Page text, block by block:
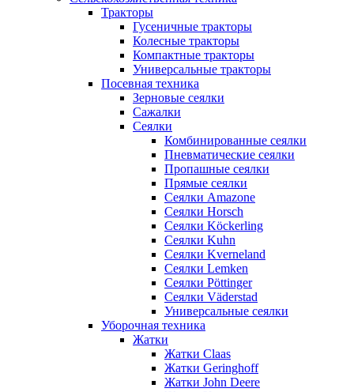
Тракторы
Гусеничные тракторы
Колесные тракторы
Компактные тракторы
Универсальные тракторы
Посевная техника
Зерновые сеялки
Сажалки
Сеялки
Комбинированные сеялки
Пневматические сеялки
Пропашные сеялки
Прямые сеялки
Сеялки Amazone
Сеялки Horsch
Сеялки Köckerling
Сеялки Kuhn
Сеялки Kverneland
Сеялки Lemken
Сеялки Pöttinger
Сеялки Väderstad
Универсальные сеялки
Уборочная техника
Жатки
Жатки Claas
Жатки Geringhoff
Жатки John Deere